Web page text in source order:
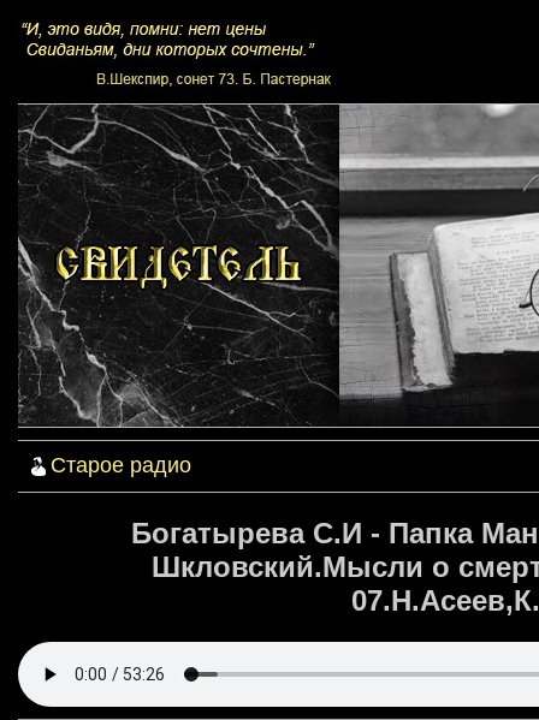
Старое радио
Богатырева С.И - Папка
Шкловский.Мысли о